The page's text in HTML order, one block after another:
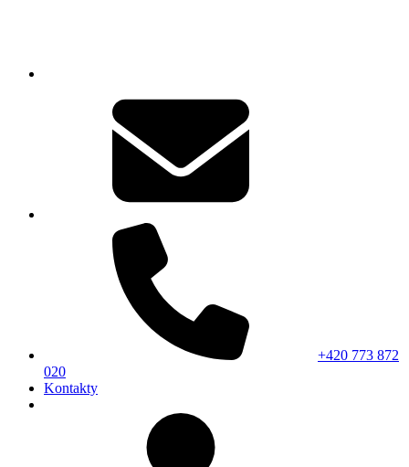
+420 773 872
020
Kontakty